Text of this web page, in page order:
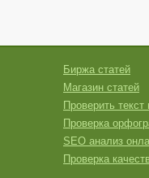
Биржа статей
Магазин статей
Проверить текст
Проверка
SEO анализ
Проверка